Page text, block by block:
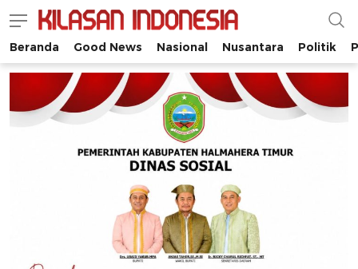
Kilasan Indonesia
Satu-satunya di Indonesia
Beranda Good News Nasional Nusantara Politik